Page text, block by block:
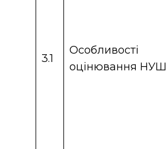
3.1
Особливості
оцінювання НУШ